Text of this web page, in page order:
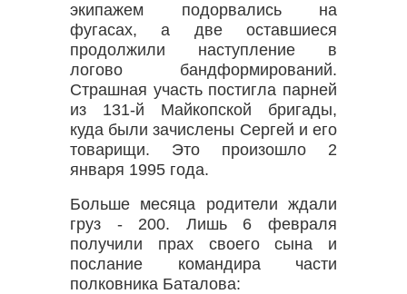
экипажем подорвались на
фугасах, а две оставшиеся
продолжили наступление в
логово бандформирований.
Страшная участь постигла парней
из 131-й Майкопской бригады,
куда были зачислены Сергей и его
товарищи. Это произошло 2
января 1995 года.
Больше месяца родители ждали
груз - 200. Лишь 6 февраля
получили прах своего сына и
послание командира части
полковника Баталова: